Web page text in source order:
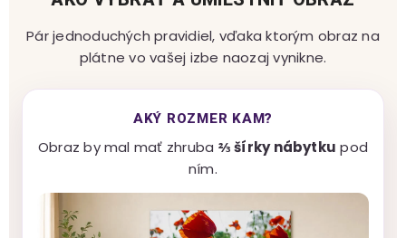
Pár jednoduchých pravidiel, vďaka ktorým obraz na
plátne vo vašej izbe naozaj vynikne.
AKÝ ROZMER KAM?
Obraz by mal mať zhruba ⅔ šírky nábytku pod
ním.